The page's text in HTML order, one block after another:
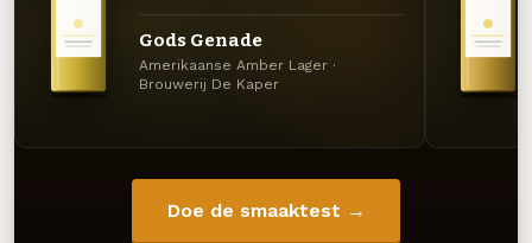
Gods Genade
Amerikaanse Amber Lager ·
Brouwerij De Kaper
Doe de smaaktest →